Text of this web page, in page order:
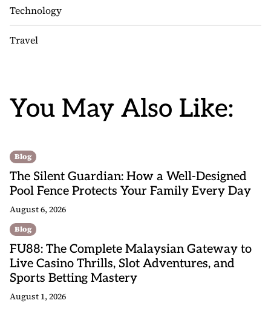
Technology
Travel
You May Also Like:
Blog
The Silent Guardian: How a Well-Designed
Pool Fence Protects Your Family Every Day
August 6, 2026
Blog
FU88: The Complete Malaysian Gateway to
Live Casino Thrills, Slot Adventures, and
Sports Betting Mastery
August 1, 2026